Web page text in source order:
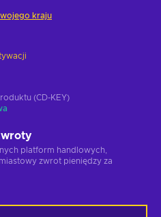
kraju
(CD-KEY)
platform handlowych,
zwrot pieniędzy za